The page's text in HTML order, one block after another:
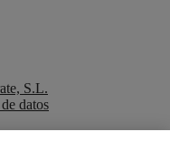
S.L.
datos